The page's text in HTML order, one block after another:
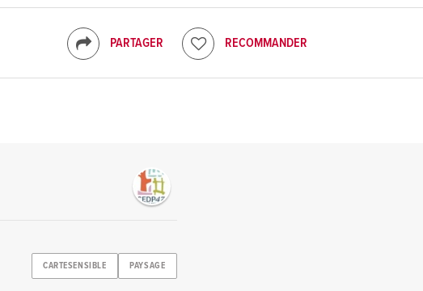
PARTAGER RECOMMANDER
CARTESENSIBLE PAYSAGE